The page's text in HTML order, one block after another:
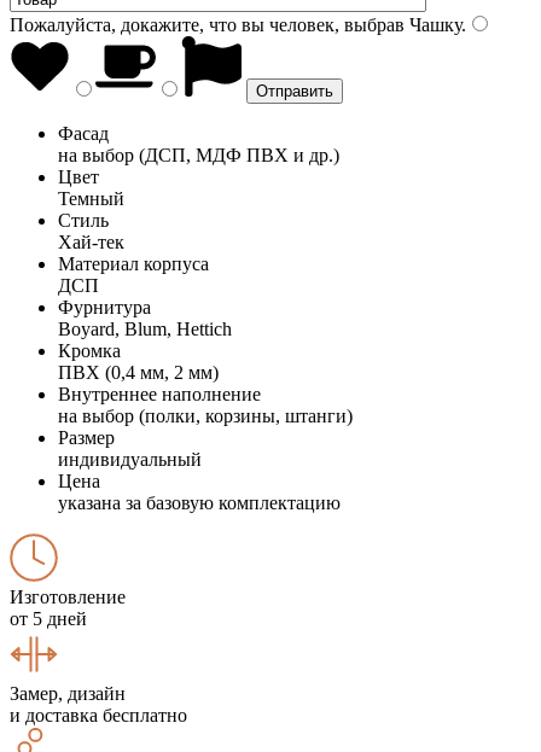
Пожалуйста, докажите, что вы человек, выбрав Чашку.
Фасад
на выбор (ДСП, МДФ ПВХ и др.)
Цвет
Темный
Стиль
Хай-тек
Материал корпуса
ДСП
Фурнитура
Boyard, Blum, Hettich
Кромка
ПВХ (0,4 мм, 2 мм)
Внутреннее наполнение
на выбор (полки, корзины, штанги)
Размер
индивидуальный
Цена
указана за базовую комплектацию
Изготовление
от 5 дней
Замер, дизайн
и доставка бесплатно